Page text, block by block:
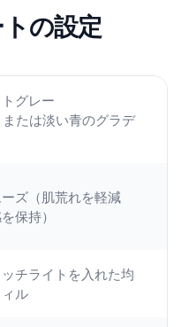
の設定
グレー
または淡い青のグラデ
ズ（肌荒れを軽減
保持）
チライトを入れた均
ル